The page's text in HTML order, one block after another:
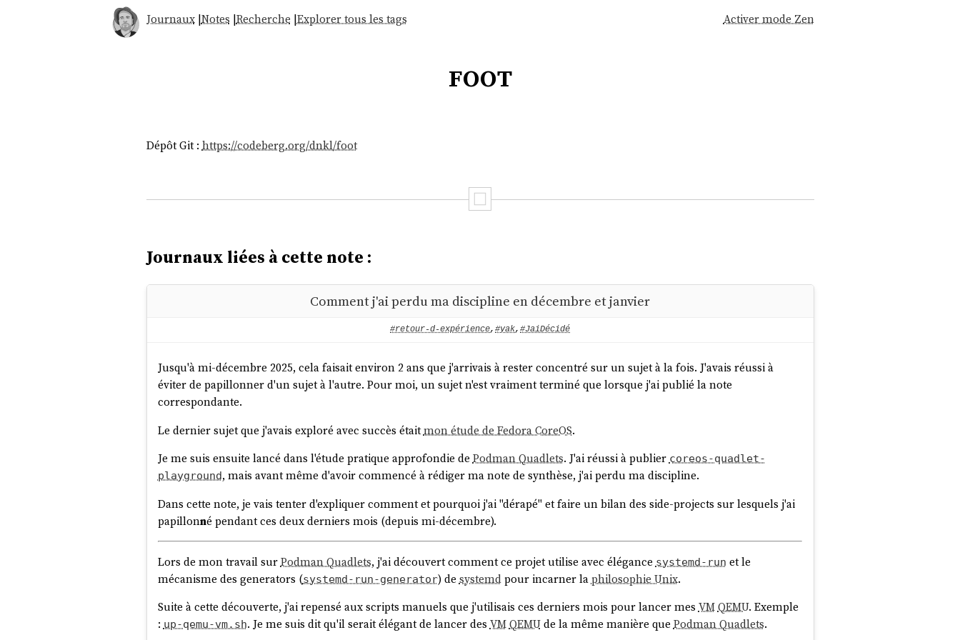
Journaux|Notes |Recherche |Explorer tous les tags Activer mode Zen
foot
Dépôt Git : https://codeberg.org/dnkl/foot
Journaux liées à cette note :
Comment j'ai perdu ma discipline en décembre et janvier
#retour-d-expérience, #yak, #JaiDécidé
Jusqu'à mi-décembre 2025, cela faisait environ 2 ans que j'arrivais à rester concentré sur un sujet à la fois. J'avais réussi à
éviter de papillonner d'un sujet à l'autre. Pour moi, un sujet n'est vraiment terminé que lorsque j'ai publié la note
correspondante.
Le dernier sujet que j'avais exploré avec succès étaitmon étude de Fedora CoreOS.
Je me suis ensuite lancé dans l'étude pratique approfondie de Podman Quadlets. J'ai réussi à publier coreos-quadlet-
playground, mais avant même d'avoir commencé à rédiger ma note de synthèse, j'ai perdu ma discipline.
Dans cette note, je vais tenter d'expliquer comment et pourquoi j'ai "dérapé" et faire un bilan des side-projects sur lesquels j'ai
papillonné pendant ces deux derniers mois (depuis mi-décembre).
Lors de mon travail surPodman Quadlets, j'ai découvert comment ce projet utilise avec élégance systemd-run et le
mécanisme des generators (systemd-run-generator) de systemdpour incarner laphilosophie Unix.
Suite à cette découverte, j'ai repensé aux scripts manuels que j'utilisais ces derniers mois pour lancer mes VMQEMU. Exemple
: up-qemu-vm.sh. Je me suis dit qu'il serait élégant de lancer des VMQEMUde la même manière que Podman Quadlets.